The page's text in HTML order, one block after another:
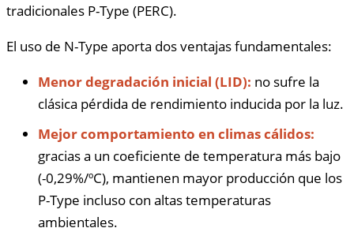
tradicionales P-Type (PERC).
El uso de N-Type aporta dos ventajas fundamentales:
Menor degradación inicial (LID): no sufre la
clásica pérdida de rendimiento inducida por la luz.
Mejor comportamiento en climas cálidos:
gracias a un coeficiente de temperatura más bajo
(-0,29%/ºC), mantienen mayor producción que los
P-Type incluso con altas temperaturas
ambientales.